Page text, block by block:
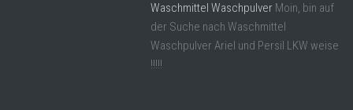
Waschmittel Waschpulver Moin, bin auf
der Suche nach Waschmittel
Waschpulver Ariel und Persil LKW weise
!!!!!